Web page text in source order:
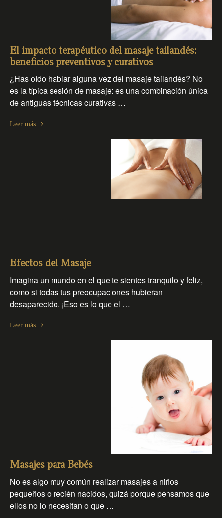
El impacto terapéutico del masaje tailandés:
beneficios preventivos y curativos
¿Has oído hablar alguna vez del masaje tailandés? No
es la típica sesión de masaje: es una combinación única
de antiguas técnicas curativas …
Leer más
Efectos del Masaje
Imagina un mundo en el que te sientes tranquilo y feliz,
como si todas tus preocupaciones hubieran
desaparecido. ¡Eso es lo que el …
Leer más
Masajes para Bebés
No es algo muy común realizar masajes a niños
pequeños o recién nacidos, quizá porque pensamos que
ellos no lo necesitan o que …